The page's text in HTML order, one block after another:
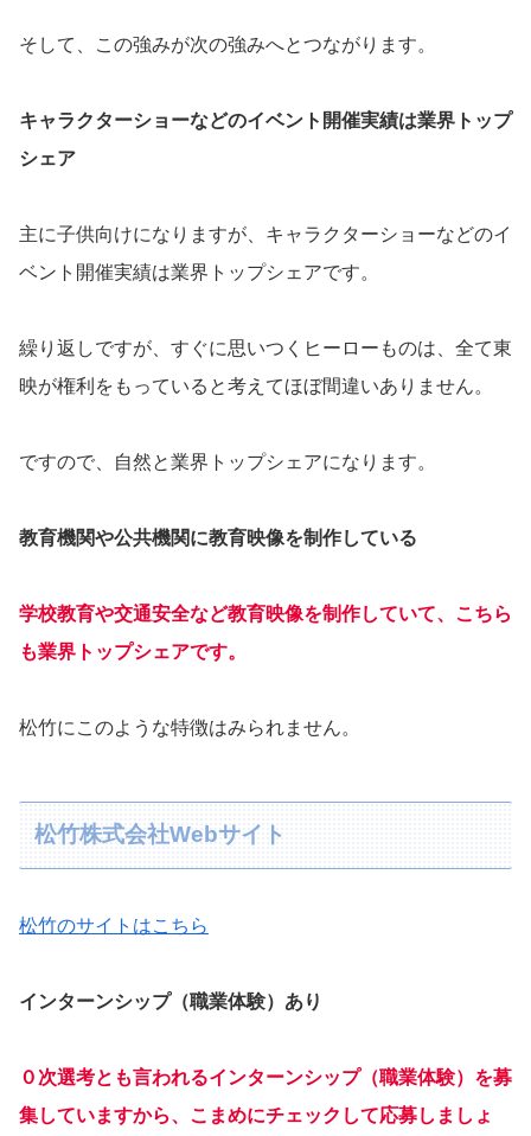
そして、この強みが次の強みへとつながります。
キャラクターショーなどのイベント開催実績は業界トップ
シェア
主に子供向けになりますが、キャラクターショーなどのイ
ベント開催実績は業界トップシェアです。
繰り返しですが、すぐに思いつくヒーローものは、全て東
映が権利をもっていると考えてほぼ間違いありません。
ですので、自然と業界トップシェアになります。
教育機関や公共機関に教育映像を制作している
学校教育や交通安全など教育映像を制作していて、こちら
も業界トップシェアです。
松竹にこのような特徴はみられません。
松竹株式会社Webサイト
松竹のサイトはこちら
インターンシップ（職業体験）あり
０次選考とも言われるインターンシップ（職業体験）を募
集していますから、こまめにチェックして応募しましょ